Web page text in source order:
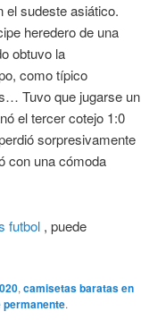
el sudeste asiático.
heredero de una
obtuvo la
como típico
Tuvo que jugarse un
el tercer cotejo 1:0
sorpresivamente
con una cómoda
futbol, puede
, camisetas baratas en
permanente.